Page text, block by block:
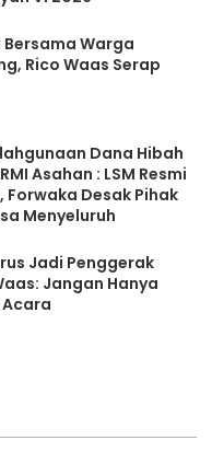
Warga
Rico Waas Serap
Dana Hibah
Asahan : LSM Resmi
Forwaka Desak Pihak
Menyeluruh
Jadi Penggerak
Jangan Hanya